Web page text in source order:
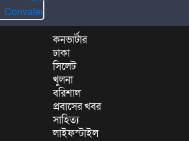
কনভার্টার
ঢাকা
সিলেট
খুলনা
বরিশাল
প্রবাসের খবর
সাহিত্য
লাইফস্টাইল